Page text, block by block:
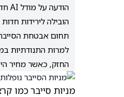
תחום אבטחת
החזק, כאשר מחיר היעד הממוצע עומד על
מניות סייבר כמו